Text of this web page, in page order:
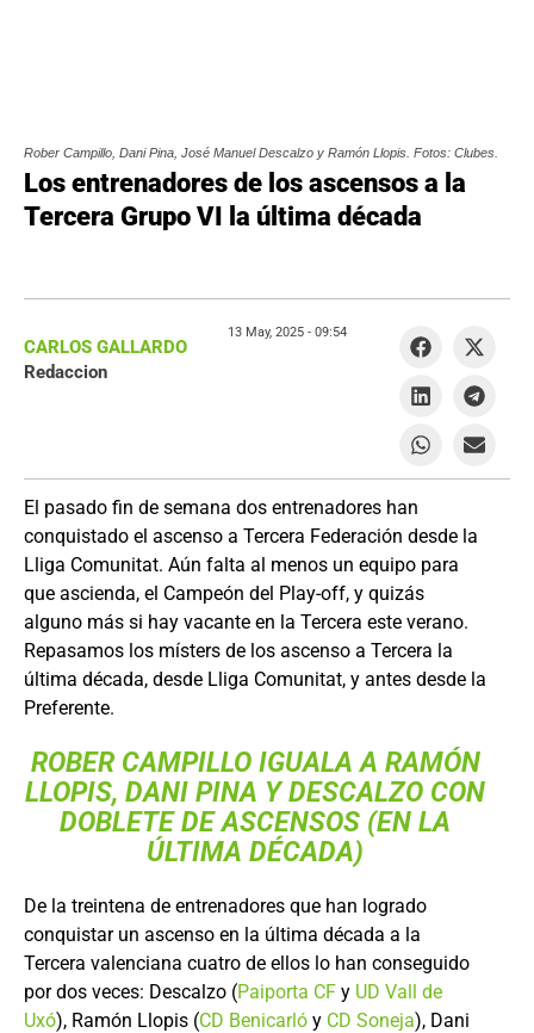
Rober Campillo, Dani Pina, José Manuel Descalzo y Ramón Llopis. Fotos: Clubes.
Los entrenadores de los ascensos a la
Tercera Grupo VI la última década
El pasado fin de semana dos entrenadores han
conquistado el ascenso a Tercera Federación desde la
Lliga Comunitat. Aún falta al menos un equipo para
que ascienda, el Campeón del Play-off, y quizás
alguno más si hay vacante en la Tercera este verano.
Repasamos los místers de los ascenso a Tercera la
última década, desde Lliga Comunitat, y antes desde la
Preferente.
ROBER CAMPILLO IGUALA A RAMÓN
LLOPIS, DANI PINA Y DESCALZO CON
DOBLETE DE ASCENSOS (EN LA
ÚLTIMA DÉCADA)
De la treintena de entrenadores que han logrado
conquistar un ascenso en la última década a la
Tercera valenciana cuatro de ellos lo han conseguido
por dos veces: Descalzo (Paiporta CF y UD Vall de
Uxó), Ramón Llopis (CD Benicarló y CD Soneja), Dani
CARLOS GALLARDO
Redaccion
13 May, 2025 - 09:54